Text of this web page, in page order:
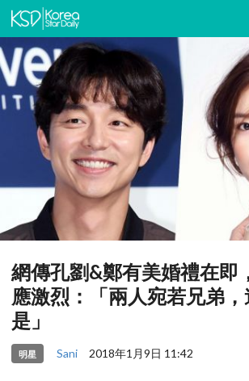
網傳孔劉&鄭有美婚禮在即
應激烈：「兩人宛若兄弟
是」
明星 Sani 2018年1月9日 11:42